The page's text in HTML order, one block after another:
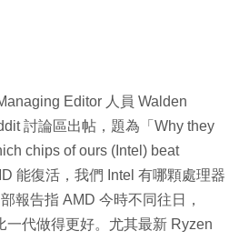
Editor 人員 Walden
討論區出帖，題為「Why they
chips of ours (Intel) beat
能復活，我們 Intel 有哪顆處理器
報告指 AMD 今時不同往日，
一代做得更好。尤其最新 Ryzen